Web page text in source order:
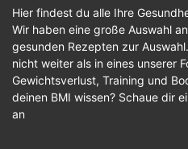
Hier findest du alle Ihre
Wir haben eine große Auswahl
gesunden Rezepten zur
nicht weiter als in eines unserer
Gewichtsverlust, Training und
deinen BMI wissen? Schaue dir
an